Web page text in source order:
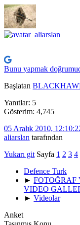
Bunu yapmak
Başlatan
Yanıtlar: 5
Gösterim: 4,745
05 Aralık 2010,
aliarslan tarafından
Yukarı git Sayfa 1 2 3 4
Defence Turk
► FOTOĞRAF
VIDEO
► Videolar
Anket